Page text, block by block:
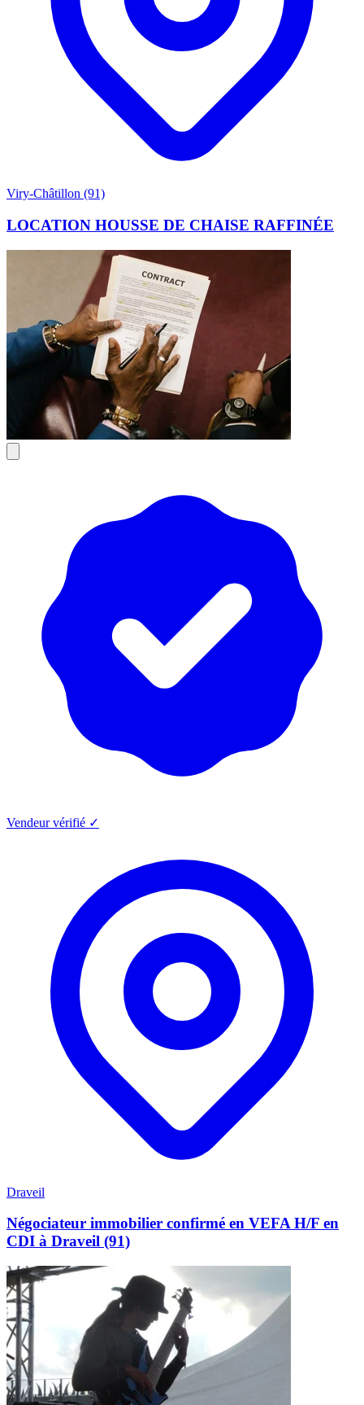
Viry-Châtillon (91)
LOCATION HOUSSE DE CHAISE RAFFINÉE
Vendeur vérifié ✓
Draveil
Négociateur immobilier confirmé en VEFA H/F en
CDI à Draveil (91)